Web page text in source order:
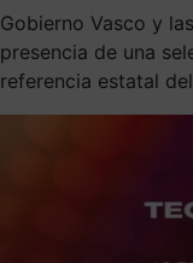
Gobierno Vasco y
presencia de una
referencia estatal